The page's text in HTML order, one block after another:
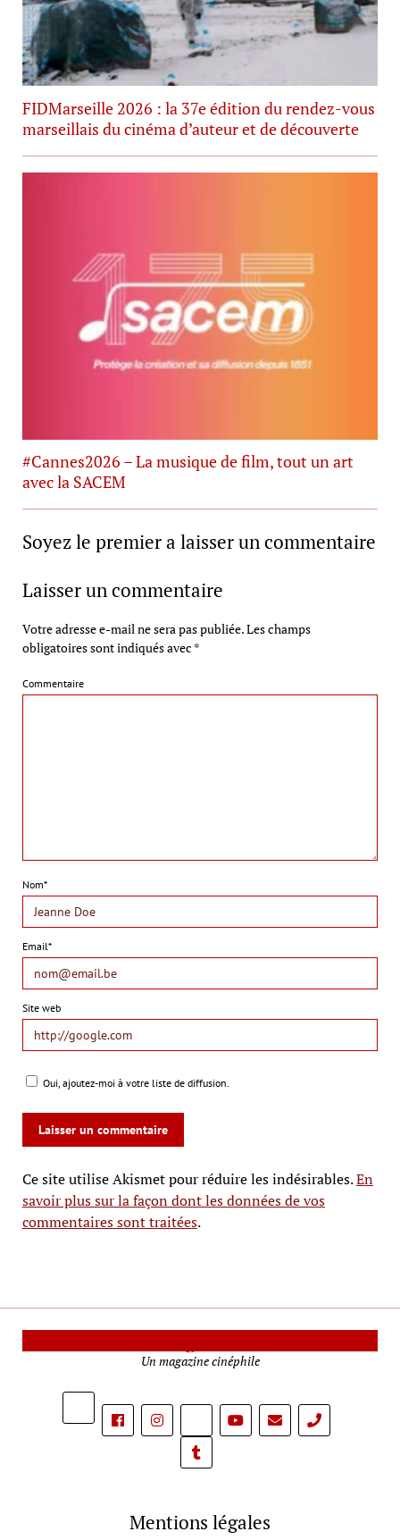
FIDMarseille 2026 : la 37e édition du rendez-vous
marseillais du cinéma d’auteur et de découverte
#Cannes2026 – La musique de film, tout un art
avec la SACEM
Soyez le premier a laisser un commentaire
Laisser un commentaire
Votre adresse e-mail ne sera pas publiée.Les champs
obligatoires sont indiqués avec *
Commentaire
Nom*
Email*
Site web
Oui, ajoutez-moi à votre liste de diffusion.
Ce site utilise Akismet pour réduire les indésirables.En
savoir plus sur la façon dont les données de vos
commentaires sont traitées.
Un magazine cinéphile
phone
Mentions légales